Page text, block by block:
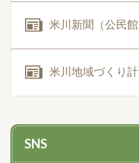
米川新聞（公民館
米川地域づくり
SNS